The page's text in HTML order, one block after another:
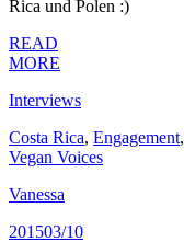
Rica und Polen :)
READ
MORE
Interviews
Costa Rica, Engagement,
Vegan Voices
Vanessa
201503/10